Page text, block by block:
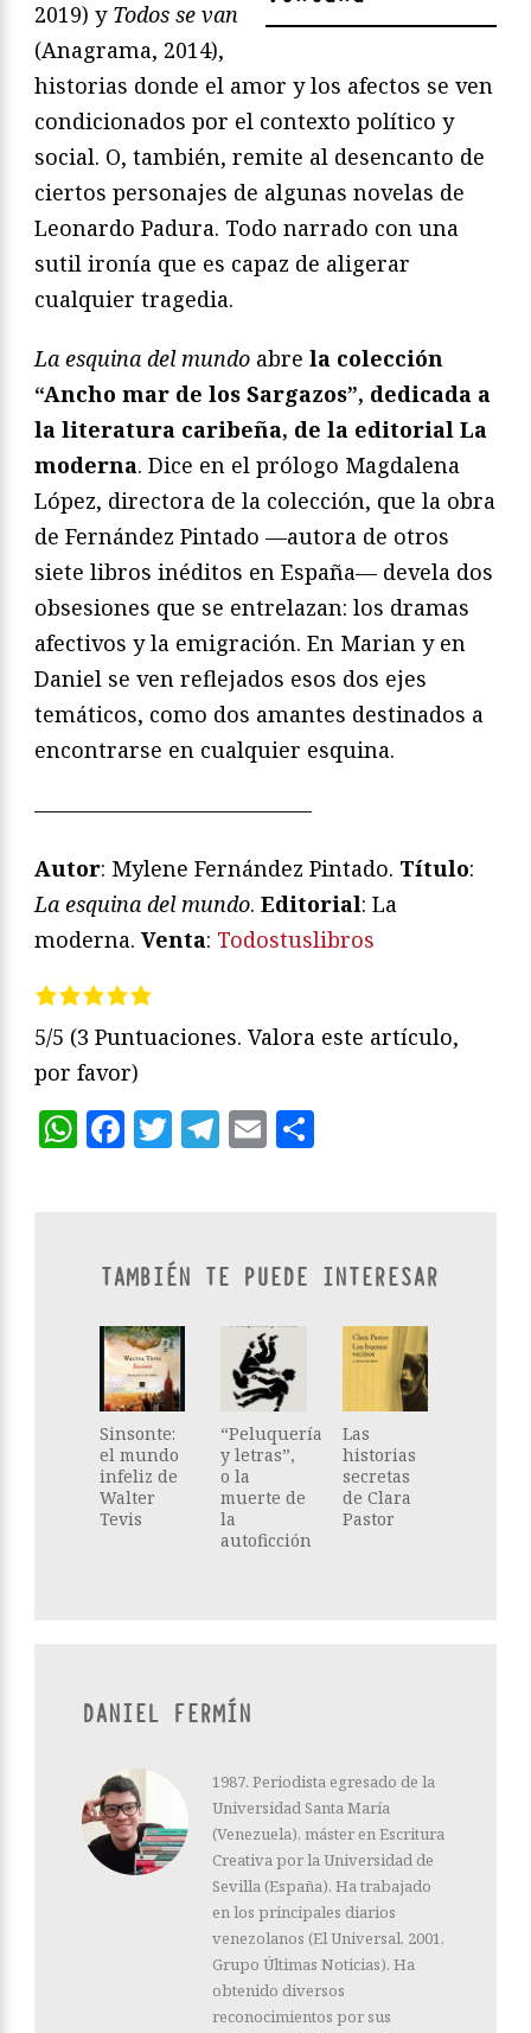
2019) y Todos se van
(Anagrama, 2014),
historias donde el amor y los afectos se ven
condicionados por el contexto político y
social. O, también, remite al desencanto de
ciertos personajes de algunas novelas de
Leonardo Padura. Todo narrado con una
sutil ironía que es capaz de aligerar
cualquier tragedia.
La esquina del mundo abre la colección
“Ancho mar de los Sargazos”, dedicada a
la literatura caribeña, de la editorial La
moderna. Dice en el prólogo Magdalena
López, directora de la colección, que la obra
de Fernández Pintado —autora de otros
siete libros inéditos en España— devela dos
obsesiones que se entrelazan: los dramas
afectivos y la emigración. En Marian y en
Daniel se ven reflejados esos dos ejes
temáticos, como dos amantes destinados a
encontrarse en cualquier esquina.
—————————————
Autor: Mylene Fernández Pintado. Título:
La esquina del mundo. Editorial: La
moderna. Venta: Todostuslibros
5/5 (3 Puntuaciones. Valora este artículo,
por favor)
WhatsApp
Facebook
Twitter
Telegram
Email
TAMBIÉN TE PUEDE INTERESAR
Sinsonte:
el mundo
infeliz de
Walter
Tevis
“Peluquería
y letras”,
o la
muerte de
la
autoficción
Las
historias
secretas
de Clara
Pastor
DANIEL FERMÍN
1987. Periodista egresado de la
Universidad Santa María
(Venezuela), máster en Escritura
Creativa por la Universidad de
Sevilla (España). Ha trabajado
en los principales diarios
venezolanos (El Universal, 2001,
Grupo Últimas Noticias). Ha
obtenido diversos
reconocimientos por sus